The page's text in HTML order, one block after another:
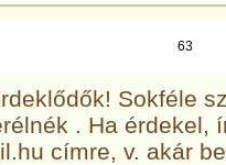
63
Sokféle
. Ha érdekel,
címre, v. akár